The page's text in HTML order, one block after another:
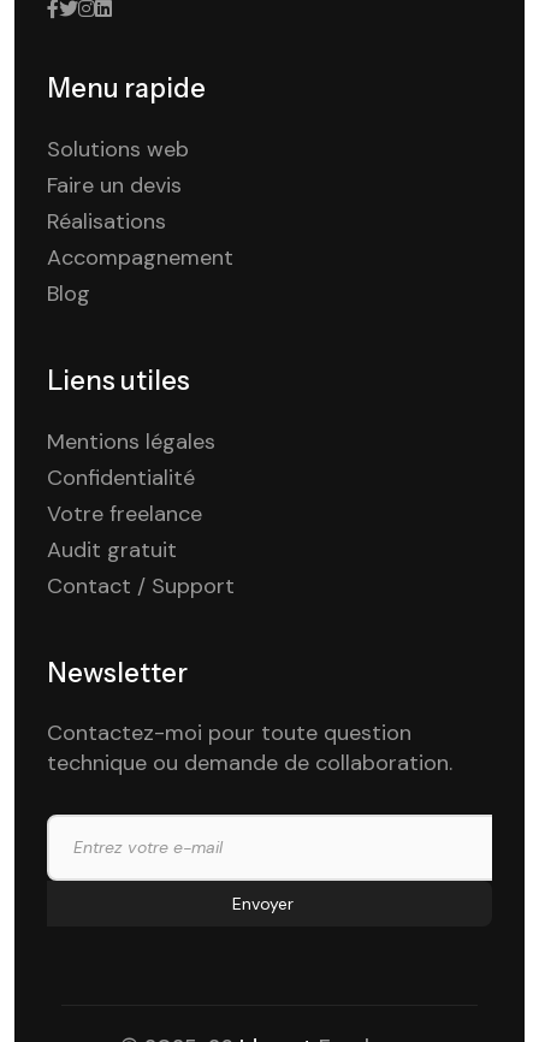
Menu rapide
Solutions web
Faire un devis
Réalisations
Accompagnement
Blog
Liens utiles
Mentions légales
Confidentialité
Votre freelance
Audit gratuit
Contact / Support
Newsletter
Contactez-moi pour toute question
technique ou demande de collaboration.